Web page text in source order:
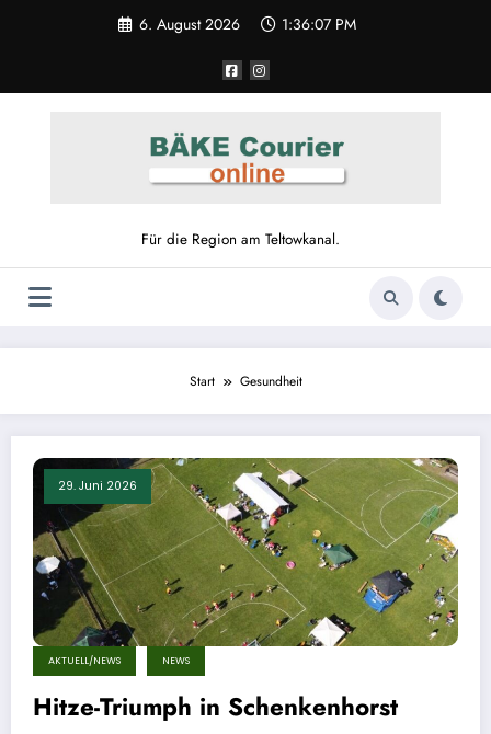
6. August 2026 1:36:07 PM
Für die Region am Teltowkanal.
Start Gesundheit
29. Juni 2026
AKTUELL/NEWS NEWS
Hitze-Triumph in Schenkenhorst